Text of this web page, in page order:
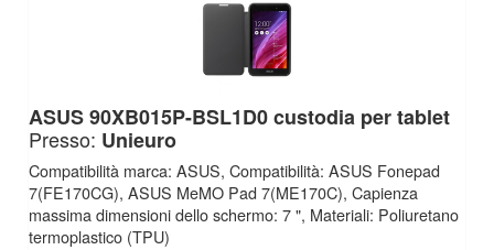
ASUS90XB015P-BSL1D0 custodia per tablet
Presso: Unieuro
Compatibilità marca: ASUS, Compatibilità: ASUS Fonepad
7(FE170CG), ASUS MeMO Pad 7(ME170C), Capienza
massima dimensioni dello schermo: 7 ", Materiali: Poliuretano
termoplastico (TPU)